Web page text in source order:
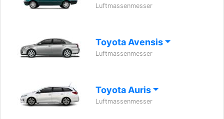
Luftmassenmesser
Toyota Avensis
Luftmassenmesser
Toyota Auris
Luftmassenmesser